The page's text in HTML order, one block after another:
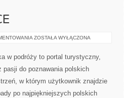
PODRÓŻE
POLSCE
ZOSTAŁA WYŁĄCZONA
w podróży to portal turystyczny,
pasji do poznawania polskich
w którym użytkownik znajdzie
po najpiękniejszych polskich